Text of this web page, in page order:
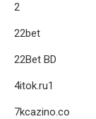
2
22bet
22Bet BD
4itok.ru1
7kcazino.co